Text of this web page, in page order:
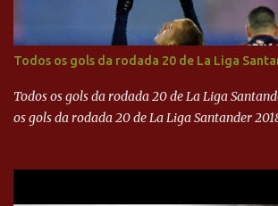
Todos os gols da rodada 20 de La Liga
Todos os gols da rodada 20 de La Liga
os gols da rodada 20 de La Liga Santander